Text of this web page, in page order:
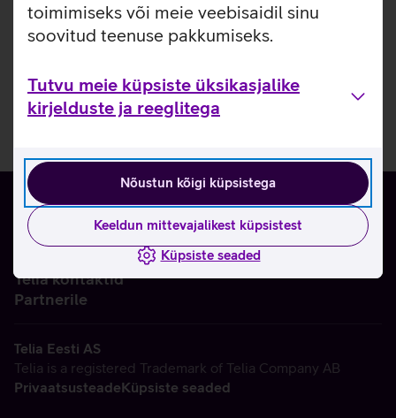
toimimiseks või meie veebisaidil sinu
soovitud teenuse pakkumiseks.
Tutvu meie küpsiste üksikasjalike
kirjelduste ja reeglitega
Nõustun kõigi küpsistega
Keeldun mittevajalikest küpsistest
Küpsiste seaded
Telia kontaktid
Partnerile
Telia Eesti AS
Telia is a registered Trademark of Telia Company AB
PrivaatsusteadeKüpsiste seaded